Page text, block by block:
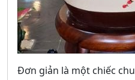
Đơn giản là một chiếc